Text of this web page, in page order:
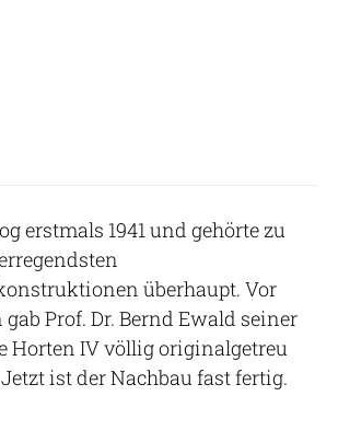
erstmals 1941 und gehörte zu
überhaupt. Vor
gab Prof. Dr. Bernd Ewald seiner
Horten IV völlig originalgetreu
ist der Nachbau fast fertig.